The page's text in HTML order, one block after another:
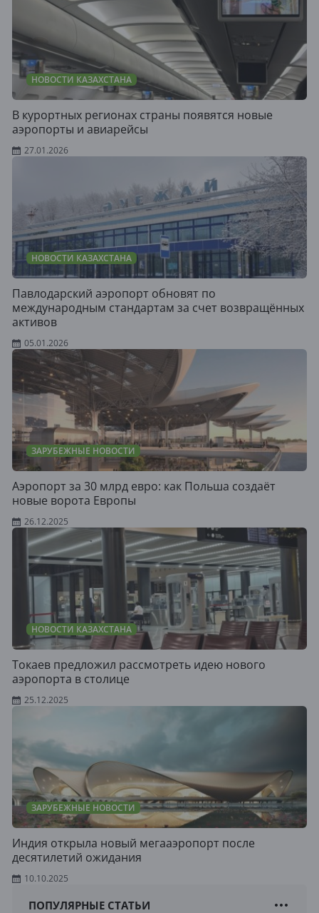
НОВОСТИ КАЗАХСТАНА
В курортных регионах страны появятся новые
аэропорты и авиарейсы
27.01.2026
НОВОСТИ КАЗАХСТАНА
Павлодарский аэропорт обновят по
международным стандартам за счет возвращённых
активов
05.01.2026
ЗАРУБЕЖНЫЕ НОВОСТИ
Аэропорт за 30 млрд евро: как Польша создаёт
новые ворота Европы
26.12.2025
НОВОСТИ КАЗАХСТАНА
Токаев предложил рассмотреть идею нового
аэропорта в столице
25.12.2025
ЗАРУБЕЖНЫЕ НОВОСТИ
Индия открыла новый мегааэропорт после
десятилетий ожидания
10.10.2025
ПОПУЛЯРНЫЕ СТАТЬИ